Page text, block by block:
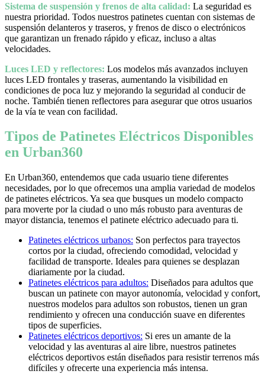
Sistema de suspensión y frenos de alta calidad: La seguridad es
nuestra prioridad. Todos nuestros patinetes cuentan con sistemas de
suspensión delanteros y traseros, y frenos de disco o electrónicos
que garantizan un frenado rápido y eficaz, incluso a altas
velocidades.
Luces LED y reflectores: Los modelos más avanzados incluyen
luces LED frontales y traseras, aumentando la visibilidad en
condiciones de poca luz y mejorando la seguridad al conducir de
noche. También tienen reflectores para asegurar que otros usuarios
de la vía te vean con facilidad.
Tipos de Patinetes Eléctricos Disponibles
en Urban360
En Urban360, entendemos que cada usuario tiene diferentes
necesidades, por lo que ofrecemos una amplia variedad de modelos
de patinetes eléctricos. Ya sea que busques un modelo compacto
para moverte por la ciudad o uno más robusto para aventuras de
mayor distancia, tenemos el patinete eléctrico adecuado para ti.
Patinetes eléctricos urbanos: Son perfectos para trayectos
cortos por la ciudad, ofreciendo comodidad, velocidad y
facilidad de transporte. Ideales para quienes se desplazan
diariamente por la ciudad.
Patinetes eléctricos para adultos: Diseñados para adultos que
buscan un patinete con mayor autonomía, velocidad y confort,
nuestros modelos para adultos son robustos, tienen un gran
rendimiento y ofrecen una conducción suave en diferentes
tipos de superficies.
Patinetes eléctricos deportivos: Si eres un amante de la
velocidad y las aventuras al aire libre, nuestros patinetes
eléctricos deportivos están diseñados para resistir terrenos más
difíciles y ofrecerte una experiencia más intensa.